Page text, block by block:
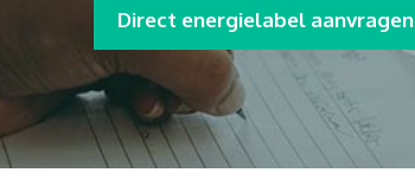
Direct energielabel aanvragen